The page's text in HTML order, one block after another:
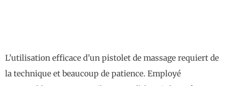
L’utilisation efficace d’un pistolet de massage requiert de
la technique et beaucoup de patience. Employé